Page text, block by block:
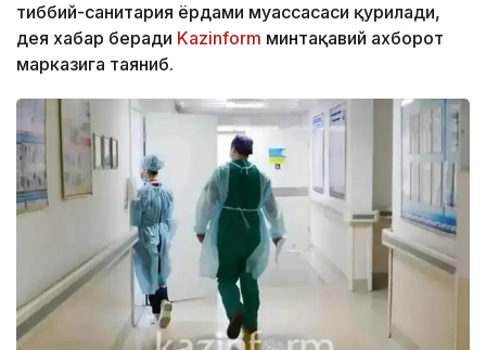
тиббий-санитария ёрдами муассасаси қурилади,
дея хабар беради Kazinform минтақавий ахборот
марказига таяниб.